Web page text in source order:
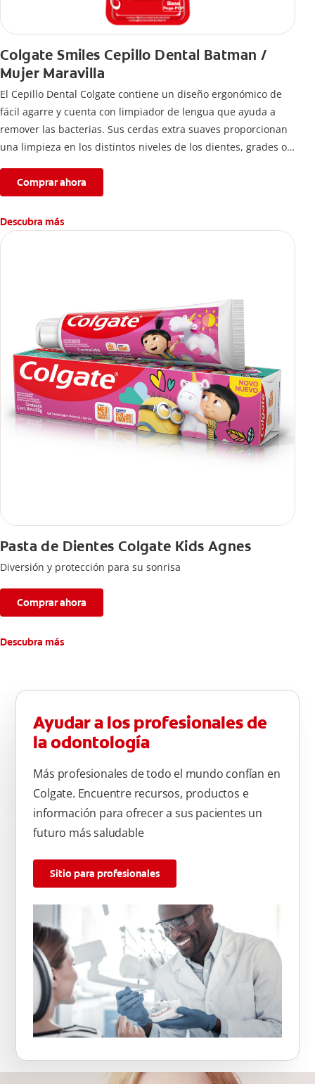
Colgate Smiles Cepillo Dental Batman /
Mujer Maravilla
El Cepillo Dental Colgate contiene un diseño ergonómico de
fácil agarre y cuenta con limpiador de lengua que ayuda a
remover las bacterias. Sus cerdas extra suaves proporcionan
una limpieza en los distintos niveles de los dientes, grades o
Comprar ahora
Descubra más
Pasta de Dientes Colgate Kids Agnes
Diversión y protección para su sonrisa
Comprar ahora
Descubra más
Ayudar a los profesionales de
la odontología
Más profesionales de todo el mundo confían en
Colgate. Encuentre recursos, productos e
información para ofrecer a sus pacientes un
futuro más saludable
Sitio para profesionales